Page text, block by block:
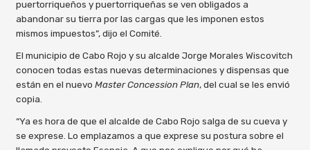
puertorriqueños y puertorriqueñas se ven obligados a
abandonar su tierra por las cargas que les imponen estos
mismos impuestos”, dijo el Comité.
El municipio de Cabo Rojo y su alcalde Jorge Morales Wiscovitch
conocen todas estas nuevas determinaciones y dispensas que
están en el nuevo Master Concession Plan, del cual se les envió
copia.
“Ya es hora de que el alcalde de Cabo Rojo salga de su cueva y
se exprese. Lo emplazamos a que exprese su postura sobre el